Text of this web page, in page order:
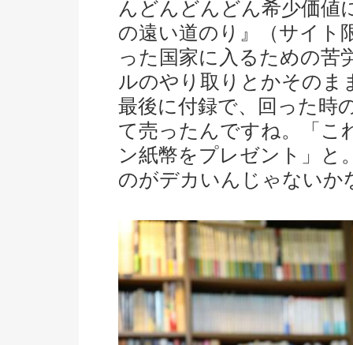
んどんどんどん希少価値
の遠い道のり』（サイト
った国家に入るための苦
ルのやり取りとかそのま
最後に付録で、回った時
て売ったんですね。「こ
ン紙幣をプレゼント」と
のがデカいんじゃないか